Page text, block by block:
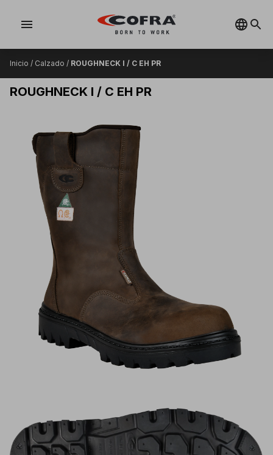
menu
Inicio / Calzado / ROUGHNECK I / C EH PR
ROUGHNECK I / C EH PR